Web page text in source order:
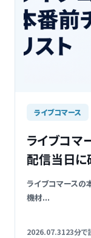
ライブコマース
ライブコマ
配信当日に
ライブコマースの
機材...
2026.07.3123分で